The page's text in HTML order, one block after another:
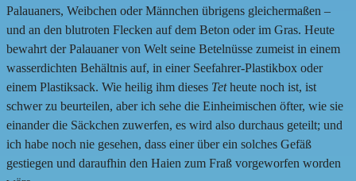
Palauaners, Weibchen oder Männchen übrigens gleichermaßen –
und an den blutroten Flecken auf dem Beton oder im Gras. Heute
bewahrt der Palauaner von Welt seine Betelnüsse zumeist in einem
wasserdichten Behältnis auf, in einer Seefahrer-Plastikbox oder
einem Plastiksack. Wie heilig ihm dieses Tetheute noch ist, ist
schwer zu beurteilen, aber ich sehe die Einheimischen öfter, wie sie
einander die Säckchen zuwerfen, es wird also durchaus geteilt; und
ich habe noch nie gesehen, dass einer über ein solches Gefäß
gestiegen und daraufhin den Haien zum Fraß vorgeworfen worden